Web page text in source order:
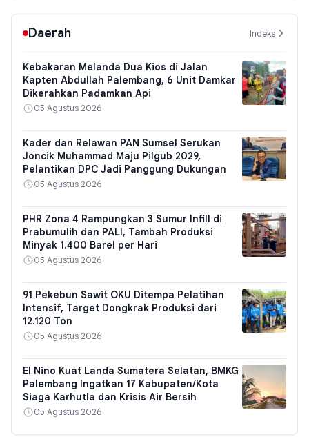
Daerah Indeks
Kebakaran Melanda Dua Kios di Jalan
Kapten Abdullah Palembang, 6 Unit Damkar
Dikerahkan Padamkan Api
05 Agustus 2026
Kader dan Relawan PAN Sumsel Serukan
Joncik Muhammad Maju Pilgub 2029,
Pelantikan DPC Jadi Panggung Dukungan
05 Agustus 2026
PHR Zona 4 Rampungkan 3 Sumur Infill di
Prabumulih dan PALI, Tambah Produksi
Minyak 1.400 Barel per Hari
05 Agustus 2026
91 Pekebun Sawit OKU Ditempa Pelatihan
Intensif, Target Dongkrak Produksi dari
12.120 Ton
05 Agustus 2026
El Nino Kuat Landa Sumatera Selatan, BMKG
Palembang Ingatkan 17 Kabupaten/Kota
Siaga Karhutla dan Krisis Air Bersih
05 Agustus 2026